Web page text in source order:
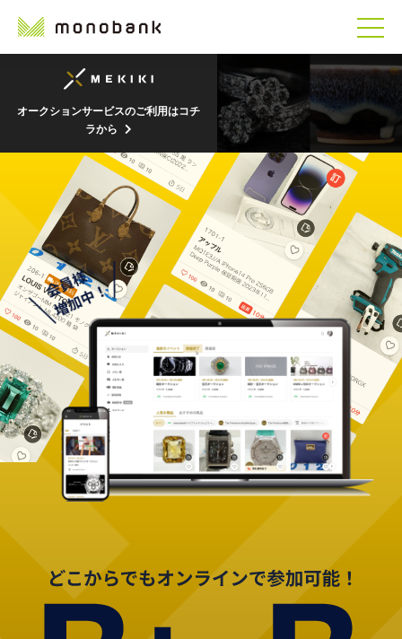
オークションサービスのご利用はコチ
ラから